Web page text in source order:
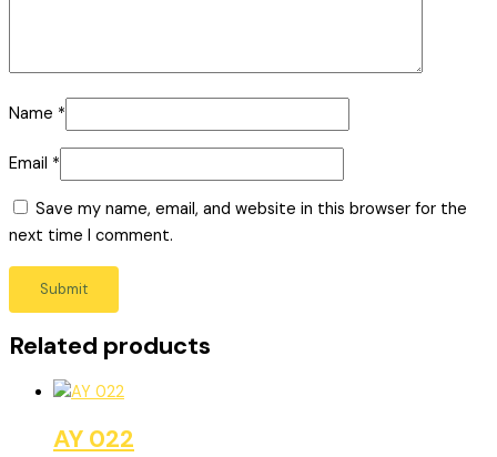
Name *
Email *
Save my name, email, and website in this browser for the
next time I comment.
Related products
AY 022